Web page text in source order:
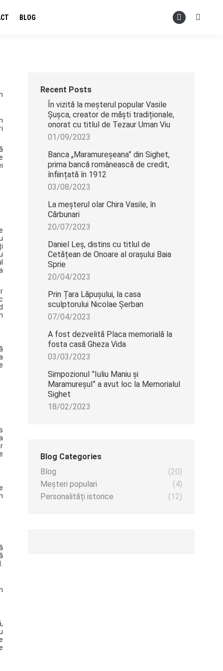
BLOG
YouTube
Recent Posts
În vizită la meșterul popular Vasile
Șușca, creator de măști tradiționale,
onorat cu titlul de Tezaur Uman Viu
01/09/2023
Banca „Maramureșeana” din Sighet,
prima bancă românească de credit,
înființată în 1912
03/08/2023
La meșterul olar Chira Vasile, în
Cărbunari
20/07/2023
Daniel Leș, distins cu titlul de
Cetățean de Onoare al orașului Baia
Sprie
20/04/2023
Prin Țara Lăpușului, la casa
sculptorului Nicolae Șerban
07/04/2023
A fost dezvelită Placa memorială la
fosta casă Gheza Vida
03/03/2023
Simpozionul ”Iuliu Maniu și
Maramureșul” a avut loc la Memorialul
Sighet
18/02/2023
Blog Categories
Blog
(20)
Meșteri populari
(4)
Personalități istorice
(12)